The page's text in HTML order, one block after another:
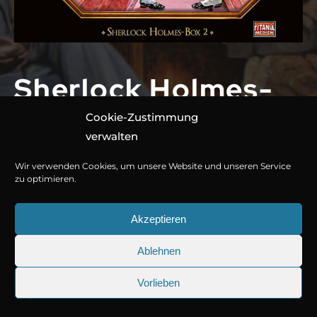
Cookie-Zustimmung
verwalten
Wir verwenden Cookies, um unsere Website und unseren Service
zu optimieren.
Akzeptieren
Ablehnen
Vorlieben
Sherlock Holmes-
Box 2
3 CDs, ca. 237 Minuten
978-3-7857-5536-5
Jetzt kaufen oder streamen
© Copyright 2026Titania Medien GmbH.